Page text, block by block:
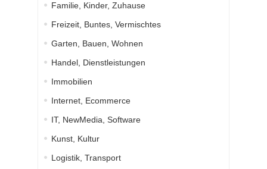
Familie, Kinder, Zuhause
Freizeit, Buntes, Vermischtes
Garten, Bauen, Wohnen
Handel, Dienstleistungen
Immobilien
Internet, Ecommerce
IT, NewMedia, Software
Kunst, Kultur
Logistik, Transport